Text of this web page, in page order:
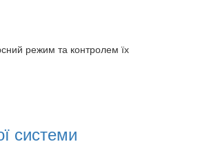
режим та контролем їх
системи